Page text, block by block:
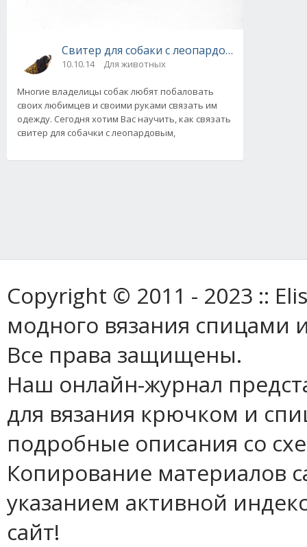
Свитер для собаки с леопардовым узором,
10.10.14 Для животных
Многие владелицы собак любят побаловать
своих любимцев и своими руками связать им
одежду. Сегодня хотим Вас научить, как связать
свитер для собачки с леопардовым,
Copyright © 2011 - 2023 ::
модного вязания спицами
Все права защищены.
Наш онлайн-журнал
для вязания крючком и
подробные описания со
Копирование материалов
указанием активной
сайт!